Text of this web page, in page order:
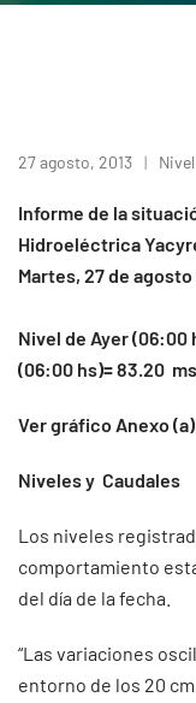
27 agosto, 2013
Informe de la
Hidroeléctrica
Martes, 27 de agosto
Nivel de Ayer
(06:00 hs)= 83.20
Ver gráfico Anexo (a)
Niveles y Caudales
Los niveles
comportamiento
del día de la fecha.
“Las variaciones
entorno de los 20